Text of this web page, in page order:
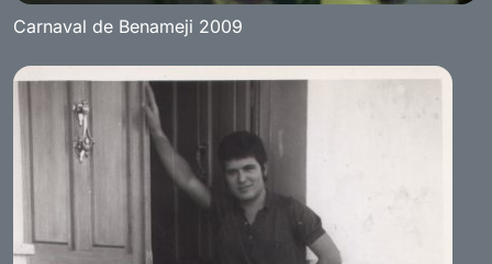
Carnaval de Benameji 2009